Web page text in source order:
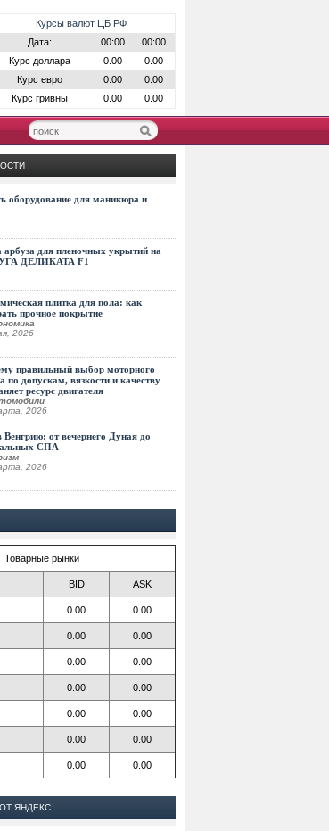
Курсы валют ЦБ РФ
Дата:
00:00
00:00
Курс доллара
0.00
0.00
Курс евро
0.00
0.00
Курс гривны
0.00 0.00
оборудование для маникюра и
для пленочных укрытий на
ДЕЛИКАТА F1
плитка для пола: как
прочное покрытие
2026
правильный выбор моторного
по допускам, вязкости и качеству
ресурс двигателя
2026
Венгрию: от вечернего Дуная до
СПА
2026
Товарные рынки
BID ASK
0.00 0.00
0.00 0.00
0.00 0.00
0.00 0.00
0.00 0.00
0.00 0.00
0.00 0.00
ЯНДЕКС